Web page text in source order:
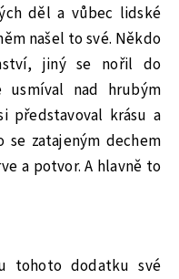
děl a vůbec lidské
našel to své. Někdo
jiný se nořil do
nad hrubým
představoval krásu a
zatajeným dechem
a potvor. A hlavně to
tohoto dodatku své